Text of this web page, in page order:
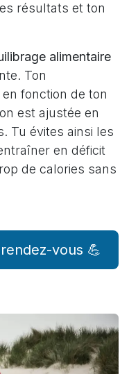
résultats et ton
alimentaire
Ton
fonction de ton
est ajustée en
Tu évites ainsi les
en déficit
de calories sans
vous 💪